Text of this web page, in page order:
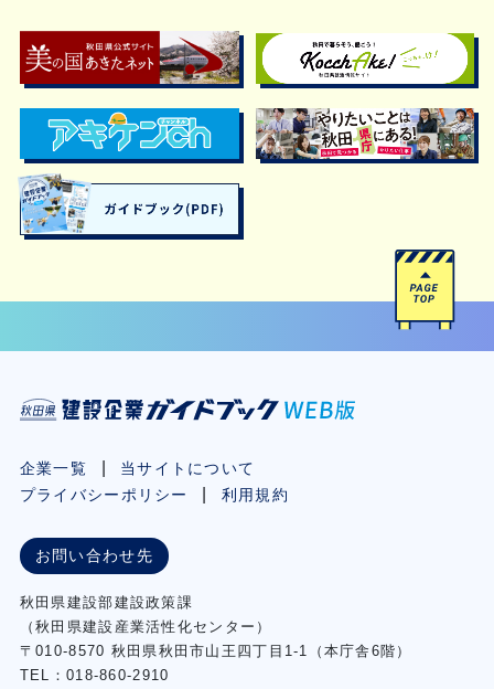
企業一覧
当サイトについて
プライバシーポリシー
利用規約
お問い合わせ先
秋⽥県建設部建設政策課
（秋⽥県建設産業活性化センター）
〒010-8570 秋田県秋田市⼭王四丁⽬1-1（本庁舎6階）
TEL：018-860-2910